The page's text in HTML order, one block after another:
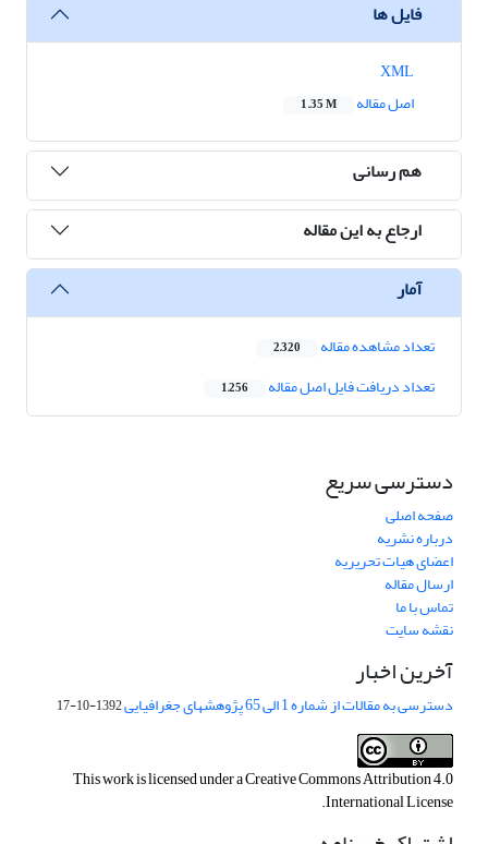
فایل ها
اصل مقاله
1.35 M
هم رسانی
ارجاع به این مقاله
آمار
تعداد مشاهده مقاله 2,320
تعداد دریافت فایل اصل مقاله 1,256
دسترسی سریع
صفحه اصلی
درباره نشریه
اعضای هیات تحریریه
ارسال مقاله
تماس با ما
نقشه سایت
آخرین اخبار
دسترسی به مقالات از شماره 1 الی 65 پژوهشهای جغرافیایی 1392-10-17
This work is licensed under aCreative Commons Attribution 4.0
International License
.